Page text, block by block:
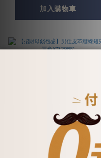
加入購物車